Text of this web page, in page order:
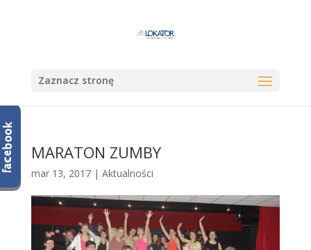
Zaznacz stronę
MARATON ZUMBY
mar 13, 2017| Aktualności